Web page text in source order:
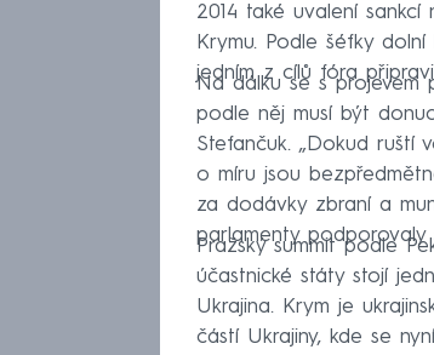
2014 také uvalení
Krymu. Podle šéfky
jedním z cílů fóra
Na dálku se s projevem
podle něj musí být
Stefančuk. „Dokud ruští
o míru jsou
za dodávky zbraní a
parlamenty podporovaly
Pražský summit podle
účastnické státy stojí
Ukrajina. Krym je
částí Ukrajiny, kde se